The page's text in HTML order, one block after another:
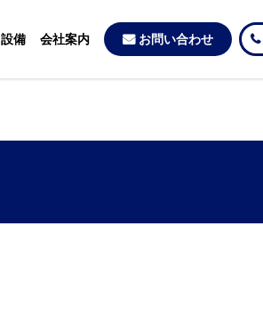
設備 会社案内 お問い合わせ